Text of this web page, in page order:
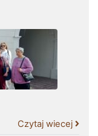
Czytaj wiecej